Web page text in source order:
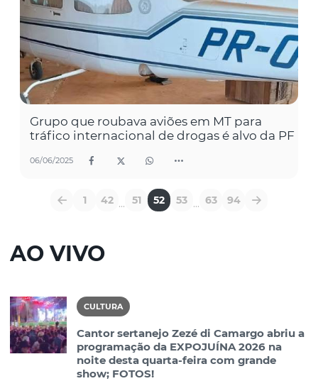
Grupo que roubava aviões em MT para
tráfico internacional de drogas é alvo da PF
06/06/2025
1 42 ... 51 52 53 ... 63 94
AO VIVO
CULTURA
Cantor sertanejo Zezé di Camargo abriu a
programação da EXPOJUÍNA 2026 na
noite desta quarta-feira com grande
show; FOTOS!